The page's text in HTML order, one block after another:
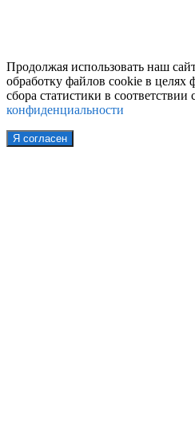
Продолжая использовать наш
обработку файлов cookie в целях
сбора статистики в соответствии
конфиденциальности
Я согласен